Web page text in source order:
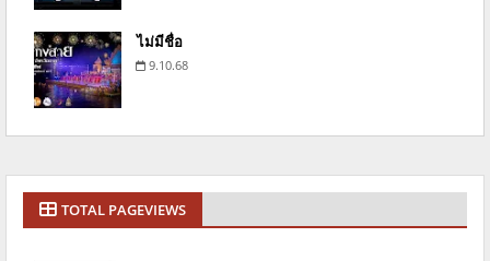
ไม่มีชื่อ
9.10.68
TOTAL PAGEVIEWS